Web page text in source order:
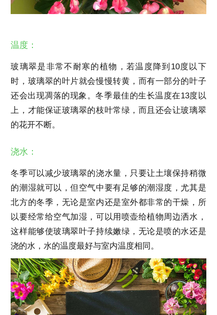
温度：
玻璃翠是非常不耐寒的植物，若温度降到10度以下
时，玻璃翠的叶片就会慢慢转黄，而有一部分的叶子
还会出现凋落的现象。冬季最佳的生长温度在13度以
上，才能保证玻璃翠的枝叶常绿，而且还会让玻璃翠
的花开不断。
浇水：
冬季可以减少玻璃翠的浇水量，只要让土壤保持稍微
的潮湿就可以，但空气中要有足够的潮湿度，尤其是
北方的冬季，无论是室内还是室外都非常的干燥，所
以要经常给空气加湿，可以用喷壶给植物周边洒水，
这样能够使玻璃翠叶子持续嫩绿，无论是喷的水还是
浇的水，水的温度最好与室内温度相同。